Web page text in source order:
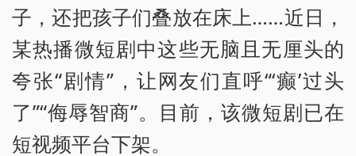
子，还把孩子们叠放在床上……近日，
某热播微短剧中这些无脑且无厘头的
夸张“剧情”，让网友们直呼“‘癫’过头
了”“侮辱智商”。目前，该微短剧已在
短视频平台下架。